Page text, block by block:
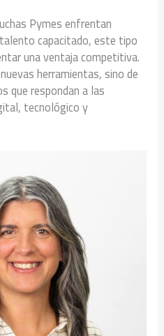
Pymes enfrentan
capacitado, este tipo
una ventaja competitiva.
herramientas, sino de
que respondan a las
tecnológico y